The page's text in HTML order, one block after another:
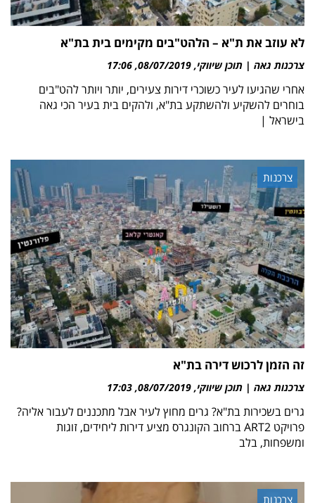
לא עוזב את ת"א – הלהט"בים מקימים בית בת"א
צרכנות גאה | תוכן שיווקי 08/07/2019
17:06
אחרי שהגיעו לעיר כשוכרי דירות צעירים, יותר ויותר להט"בים
בוחרים להשקיע ולהשתקע בת"א, ולהקים בית בעיר הכי גאה
בישראל |
צרכנות
זה הזמן לרכוש דירה בת"א
צרכנות גאה | תוכן שיווקי 08/07/2019
17:03
גרים בשכירות בת"א? גרים מחוץ לעיר אבל מתכננים לעבור אליה?
פרויקט ART2 ברחוב הקונגרס מציע דירות ליחידים, זוגות
ומשפחות, בלב
צרכנות